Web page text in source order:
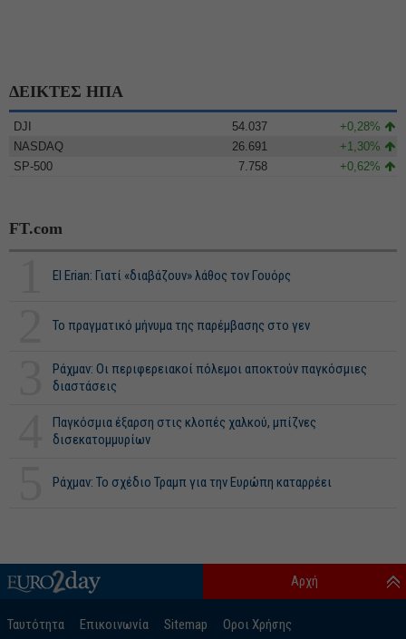
ΔΕΙΚΤΕΣ ΗΠΑ
DJI 54.037
+0,28%
NASDAQ
26.691
+1,30%
SP-500
7.758 +0,62%
FT.com
El Erian: Γιατί «διαβάζουν» λάθος τον Γουόρς
Το πραγματικό μήνυμα της παρέμβασης στο γεν
Ράχμαν: Οι περιφερειακοί πόλεμοι αποκτούν παγκόσμιες
διαστάσεις
Παγκόσμια έξαρση στις κλοπές χαλκού, μπίζνες
δισεκατομμυρίων
Ράχμαν: Το σχέδιο Τραμπ για την Ευρώπη καταρρέει
Ταυτότητα Επικοινωνία Sitemap Οροι Χρήσης
Αρχή